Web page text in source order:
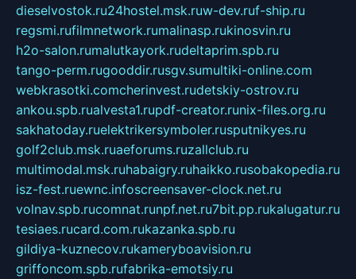
dieselvostok.ru24hostel.msk.ruw-dev.ruf-ship.ru
regsmi.rufilmnetwork.rumalinasp.rukinosvin.ru
h2o-salon.rumalutkayork.rudeltaprim.spb.ru
tango-perm.rugooddir.rusgv.sumultiki-online.com
webkrasotki.comcherinvest.rudetskiy-ostrov.ru
ankou.spb.rualvesta1.rupdf-creator.runix-files.org.ru
sakhatoday.ruelektrikersymboler.rusputnikyes.ru
golf2club.msk.ruaeforums.ruzallclub.ru
multimodal.msk.ruhabaigry.ruhaikko.rusobakopedia.ru
isz-fest.ruewnc.infoscreensaver-clock.net.ru
volnav.spb.rucomnat.runpf.net.ru7bit.pp.rukalugatur.ru
tesiaes.rucard.com.rukazanka.spb.ru
gildiya-kuznecov.rukameryboavision.ru
griffoncom.spb.rufabrika-emotsiy.ru